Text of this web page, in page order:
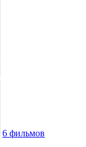
6 фильмов